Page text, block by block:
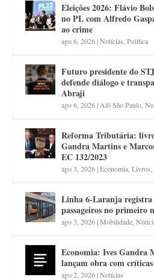
Eleições 2026: Flávio
no PL com Alfredo
ao crime
ago 6, 2026|Notícias ,Política
Futuro presidente do
defende diálogo e
Abraji
ago 6, 2026| Alô São Paulo ,
Reforma Tributária:
Gandra Martins e
EC 132/2023
ago 3, 2026|Economia ,Livros
Linha 6-Laranja
passageiros no primeiro
ago 3, 2026|Mobilidade ,
Economia: Ives Gandra
lançam obra com
ago 2, 2026|Notícias